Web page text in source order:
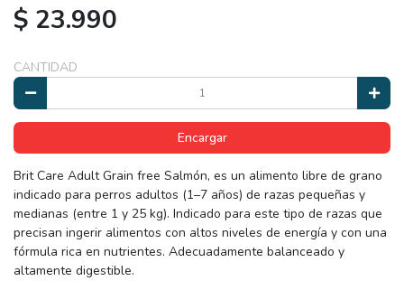
$ 23.990
CANTIDAD
Encargar
Brit Care Adult Grain free Salmón, es un alimento libre de grano
indicado para perros adultos (1–7 años) de razas pequeñas y
medianas (entre 1 y 25 kg). Indicado para este tipo de razas que
precisan ingerir alimentos con altos niveles de energía y con una
fórmula rica en nutrientes. Adecuadamente balanceado y
altamente digestible.